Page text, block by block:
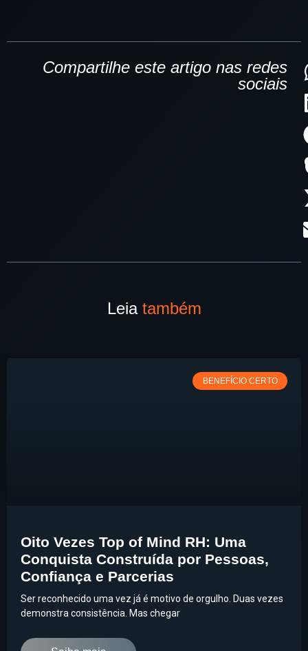
Compartilhe este artigo nas redes
sociais
Leia também
BENEFÍCIO CERTO
Oito Vezes Top of Mind RH: Uma
Conquista Construída por Pessoas,
Confiança e Parcerias
Ser reconhecido uma vez já é motivo de orgulho. Duas vezes
demonstra consistência. Mas chegar